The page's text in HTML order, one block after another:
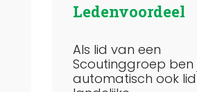
Ledenvoordeel
Als lid van een
Scoutinggroep ben
automatisch ook